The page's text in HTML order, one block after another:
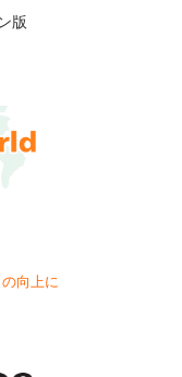
版
向上に